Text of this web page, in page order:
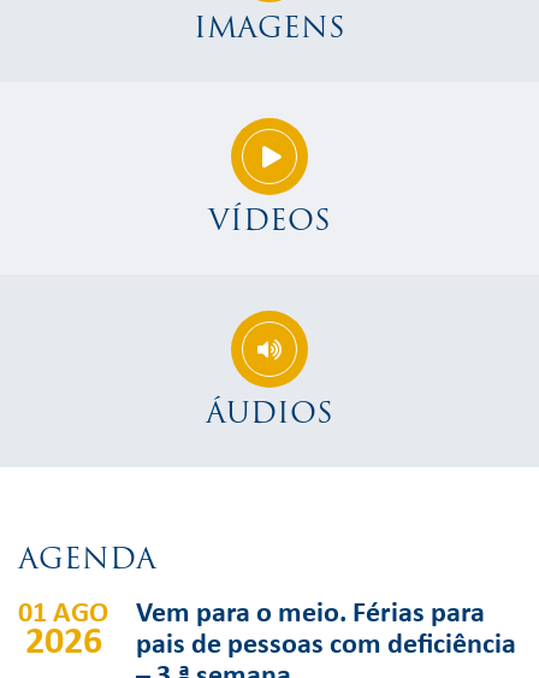
IMAGENS
VÍDEOS
ÁUDIOS
AGENDA
01 AGO
2026
Vem para o meio. Férias para
pais de pessoas com deficiência